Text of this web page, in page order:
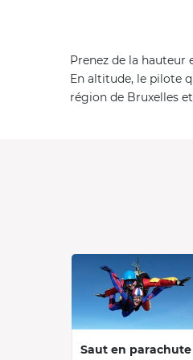
Prenez de la hauteur
En altitude, le pilote
région de Bruxelles
Saut en parachute